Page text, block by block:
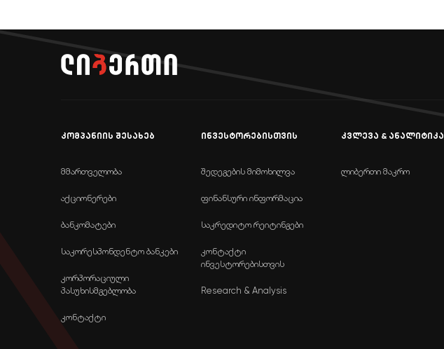
კომპანიის შესახებ
მმართველობა
აქციონერები
ბანკომატები
საკორესპონდენტო ბანკები
კორპორაციული
პასუხისმგებლობა
კონტაქტი
ინვესტორებისთვის
შედეგების მიმოხილვა
ფინანსური ინფორმაცია
საკრედიტო რეიტინგები
კონტაქტი
ინვესტორებისთვის
Research & Analysis
კვლევა & ანალიტიკა
ლიბერთი მაკრო